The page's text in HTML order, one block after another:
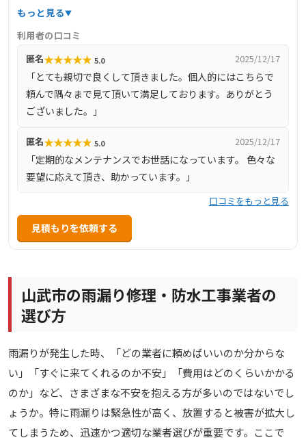
であり、故障や劣化を放置すると外壁や基礎部分に影響を
合に迅速な対応を行い、利用者の暮らしを守るサポートを
行っています。 また、日常的な清掃や点検といったメンテ
ナンスにも対応しており、急な修理だけでなく予防的な管
理を希望する方にも利用しやすいのが特徴です。専門スタ
ッフによる現場対応を通じて、地域の住宅維持に貢献して
もっと見る
利用者の口コミ
匿名★★★★★ 5.0 2025/12/17
「とても親切で良くして頂きました。個人的にはこちらで
頼んで隅々まで見て頂いて満足しております。ありがとう
ございました。」
匿名★★★★★ 5.0 2025/12/17
「定期的なメンテナンスでお世話になっています。 色々な
要望に応えて頂き、助かっています。」
口コミをもっと見る
見積もりを依頼する
山武市の雨漏り修理・防水工事業者の
選び方
雨漏りが発生した時、「どの業者に頼めばいいのか分からな
い」「すぐに来てくれるのか不安」「費用はどのくらいかかる
のか」など、さまざまな不安を抱える方が多いのではないでし
ょうか。特に雨漏りは緊急性が高く、放置すると被害が拡大し
てしまうため、迅速かつ適切な業者選びが重要です。ここで